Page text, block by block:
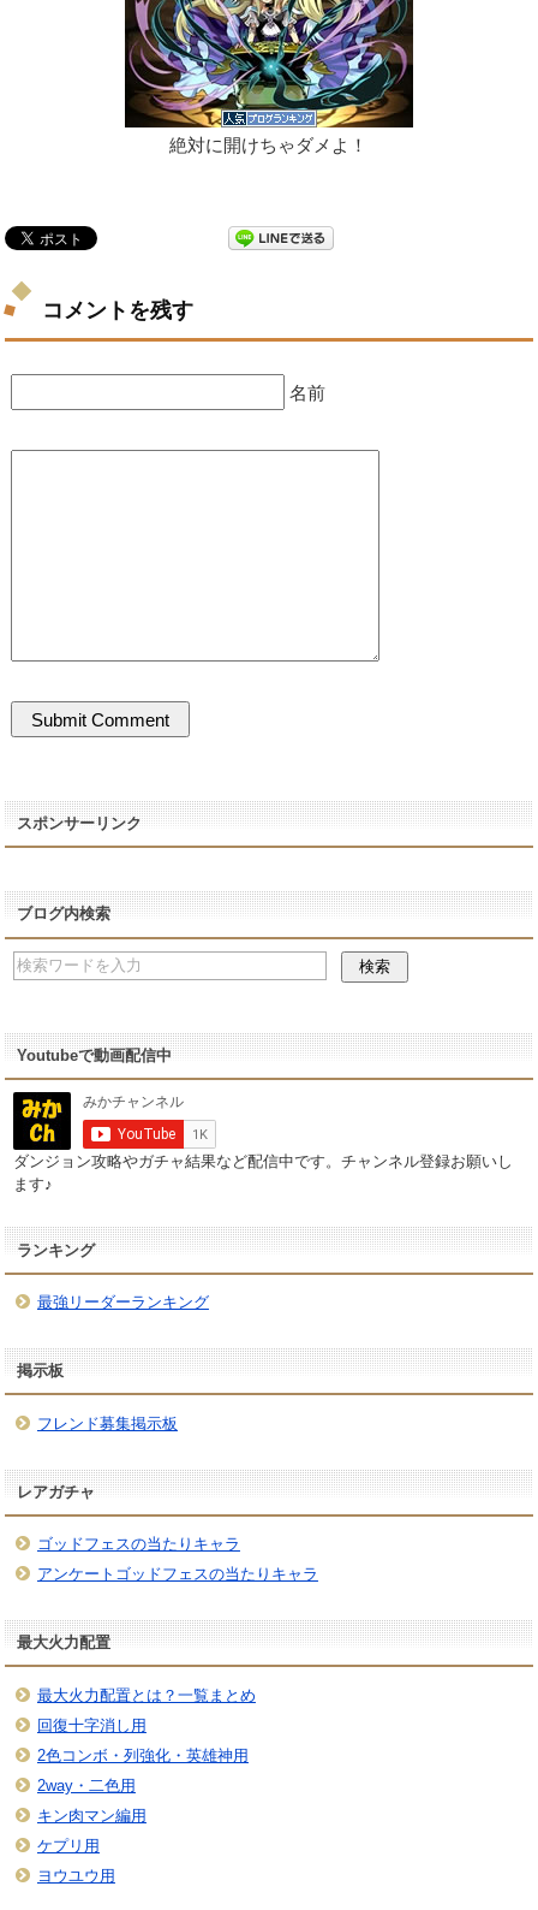
絶対に開けちゃダメよ！
コメントを残す
名前
スポンサーリンク
ブログ内検索
Youtubeで動画配信中
ダンジョン攻略やガチャ結果など配信中です。チャンネル登録お願いし
ます♪
ランキング
最強リーダーランキング
掲示板
フレンド募集掲示板
レアガチャ
ゴッドフェスの当たりキャラ
アンケートゴッドフェスの当たりキャラ
最大火力配置
最大火力配置とは？一覧まとめ
回復十字消し用
2色コンボ・列強化・英雄神用
2way・二色用
キン肉マン編用
ケプリ用
ヨウユウ用